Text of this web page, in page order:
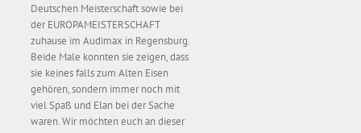
Deutschen Meisterschaft sowie bei
der EUROPAMEISTERSCHAFT
zuhause im Audimax in Regensburg.
Beide Male konnten sie zeigen, dass
sie keines falls zum Alten Eisen
gehören, sondern immer noch mit
viel Spaß und Elan bei der Sache
waren. Wir möchten euch an dieser